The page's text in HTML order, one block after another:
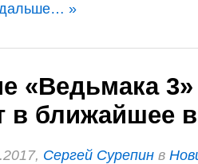
дальше… »
«Ведьмака
в ближайшее
Сергей Сурепин в